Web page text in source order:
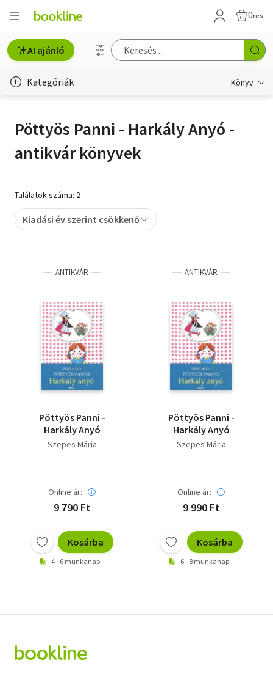
Üres
AI ajánló
Kategóriák Könyv
Erotika
Hobbi, szabadidő
Irodalom
Szakkönyv
Tankönyv, segédkönyv
Társadalomtudomány
Természettudomány
Pöttyös Panni - Harkály Anyó -
antikvár könyvek
Találatok száma: 2
Kiadási év szerint csökkenő
ANTIKVÁR
Pöttyös Panni -
Harkály Anyó
Szepes Mária
Online ár:
9 790 Ft
Kosárba
4 - 6 munkanap
ANTIKVÁR
Pöttyös Panni -
Harkály Anyó
Szepes Mária
Online ár:
9 990 Ft
Kosárba
6 - 8 munkanap